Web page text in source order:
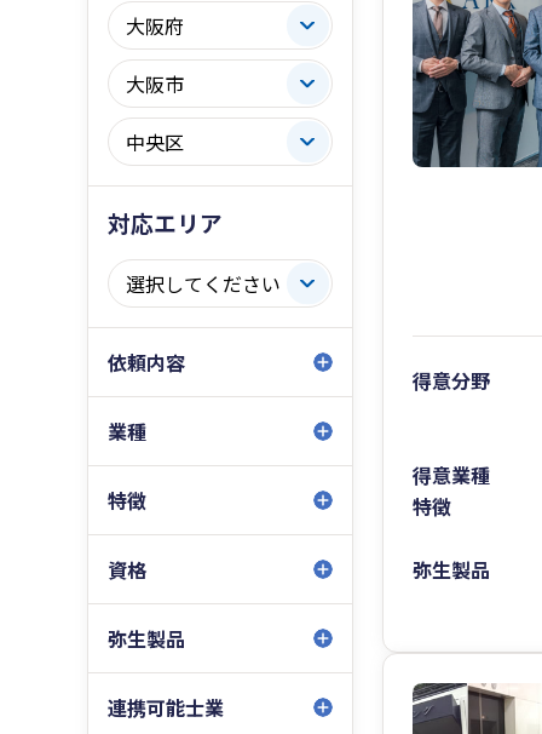
対応エリア
依頼内容
業種
特徴
資格
弥生製品
連携可能士業
得意分野
得意業種
特徴
弥生製品